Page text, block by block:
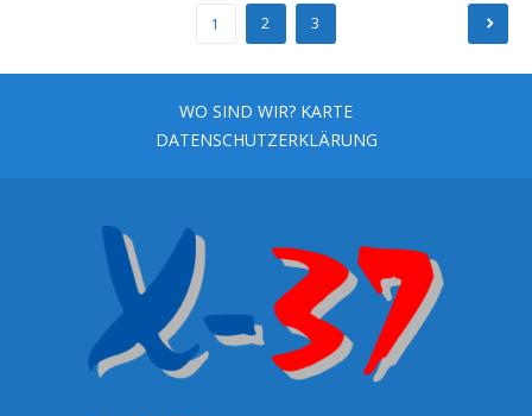
Seitennummerierung
der
Beiträge
1 2 3
WO SIND WIR? KARTE
DATENSCHUTZERKLÄRUNG